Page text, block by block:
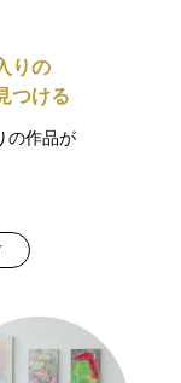
りの
つける
の作品が